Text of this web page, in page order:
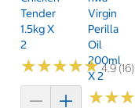
Tender
1.5kg X
2
★★★★★
★★★★★4.9 (16)
Virgin
Perilla
Oil
200ml
X 2
★★★
★★★